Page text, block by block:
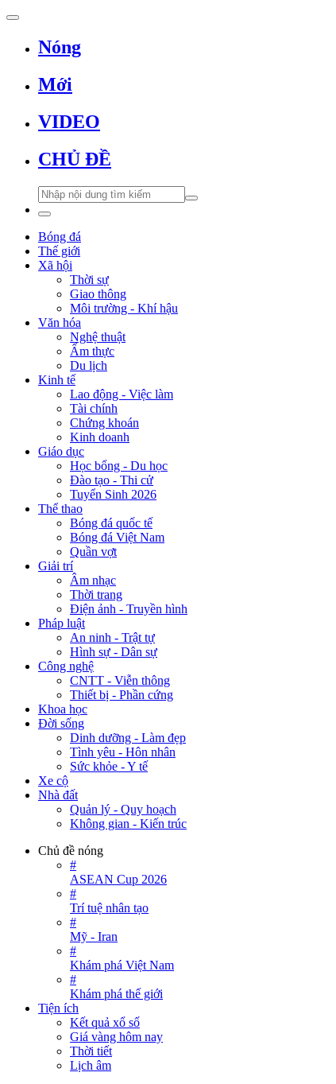
Nóng
Mới
VIDEO
CHỦ ĐỀ
Bóng đá
Thế giới
Xã hội
Thời sự
Giao thông
Môi trường - Khí hậu
Văn hóa
Nghệ thuật
Ẩm thực
Du lịch
Kinh tế
Lao động - Việc làm
Tài chính
Chứng khoán
Kinh doanh
Giáo dục
Học bổng - Du học
Đào tạo - Thi cử
Tuyển Sinh 2026
Thể thao
Bóng đá quốc tế
Bóng đá Việt Nam
Quần vợt
Giải trí
Âm nhạc
Thời trang
Điện ảnh - Truyền hình
Pháp luật
An ninh - Trật tự
Hình sự - Dân sự
Công nghệ
CNTT - Viễn thông
Thiết bị - Phần cứng
Khoa học
Đời sống
Dinh dưỡng - Làm đẹp
Tình yêu - Hôn nhân
Sức khỏe - Y tế
Xe cộ
Nhà đất
Quản lý - Quy hoạch
Không gian - Kiến trúc
Chủ đề nóng
#
ASEAN Cup 2026
#
Trí tuệ nhân tạo
#
Mỹ - Iran
#
Khám phá Việt Nam
#
Khám phá thế giới
Tiện ích
Kết quả xổ số
Giá vàng hôm nay
Thời tiết
Lịch âm